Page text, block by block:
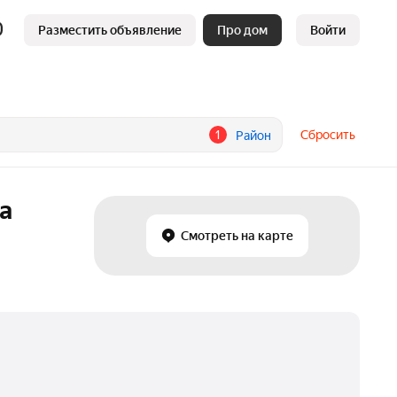
Разместить объявление Про дом Войти
1 Район Сбросить
Смотреть на карте